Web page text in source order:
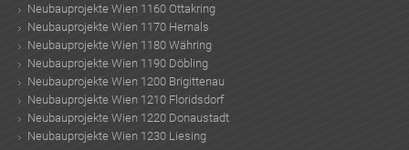
Neubauprojekte Wien 1160 Ottakring
Neubauprojekte Wien 1170 Hernals
Neubauprojekte Wien 1180 Währing
Neubauprojekte Wien 1190 Döbling
Neubauprojekte Wien 1200 Brigittenau
Neubauprojekte Wien 1210 Floridsdorf
Neubauprojekte Wien 1220 Donaustadt
Neubauprojekte Wien 1230 Liesing